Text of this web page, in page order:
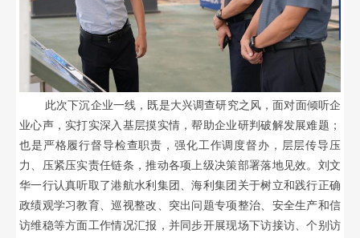
此次下沉企业一线，既是大兴调查研究之风，面对面倾听企
业心声，实打实深入基层摸实情，帮助企业研判破解发展难题；
也是严格履行督导检查职责，强化工作调度督办，层层传导压
力、压紧压实责任链条，推动各项上级决策部署落地见效。刘文
华一行认真听取了港航水利集团、海利集团关于树立和践行正确
政绩观学习教育、巡视整改、突出问题专项整治、安全生产和信
访维稳等方面工作情况汇报，并同步开展现场下访接访、个别访